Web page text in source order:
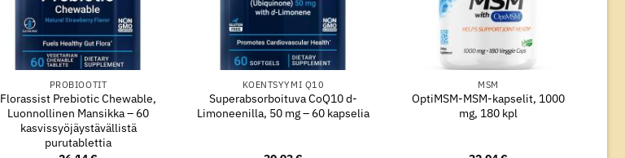
PROBIOOTIT
Florassist Prebiotic Chewable,
Luonnollinen Mansikka – 60
kasvissyöjäystävällistä
purutablettia
KOENTSYYMI Q10
Superabsorboituva CoQ10 d-
Limoneenilla, 50 mg – 60 kapselia
MSM
OptiMSM-MSM-kapselit, 1000
mg, 180 kpl